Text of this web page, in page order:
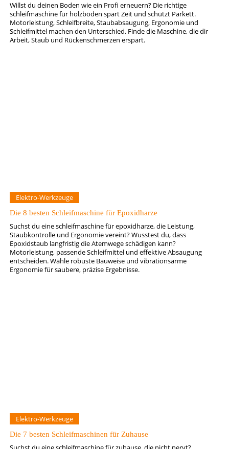
Willst du deinen Boden wie ein Profi erneuern? Die richtige
schleifmaschine für holzböden spart Zeit und schützt Parkett.
Motorleistung, Schleifbreite, Staubabsaugung, Ergonomie und
Schleifmittel machen den Unterschied. Finde die Maschine, die dir
Arbeit, Staub und Rückenschmerzen erspart.
Elektro-Werkzeuge
Die 8 besten Schleifmaschine für Epoxidharze
Suchst du eine schleifmaschine für epoxidharze, die Leistung,
Staubkontrolle und Ergonomie vereint? Wusstest du, dass
Epoxidstaub langfristig die Atemwege schädigen kann?
Motorleistung, passende Schleifmittel und effektive Absaugung
entscheiden. Wähle robuste Bauweise und vibrationsarme
Ergonomie für saubere, präzise Ergebnisse.
Elektro-Werkzeuge
Die 7 besten Schleifmaschinen für Zuhause